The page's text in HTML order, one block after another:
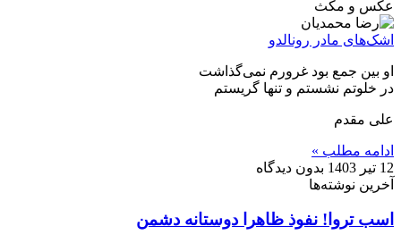
عکس و مکث
اشک‌های مادر رونالدو
او بین جمع بود غرورم نمی‌گذاشت
در خلوتم نشستم و تنها گریستم
علی مقدم
ادامه مطلب »
12 تیر 1403
بدون دیدگاه
آخرین نوشته‌ها
اسب تروا! نفوذ ظاهرا دوستانه دشمن